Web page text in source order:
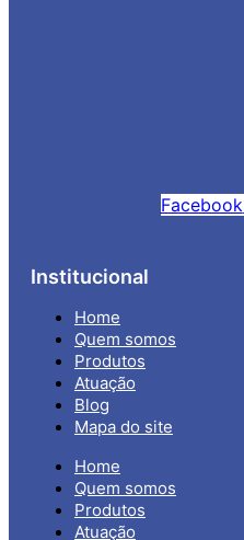
Facebook
Institucional
Home
Quem somos
Produtos
Atuação
Blog
Mapa do site
Home
Quem somos
Produtos
Atuação